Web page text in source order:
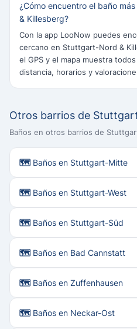
¿Cómo encuentro el baño
& Killesberg?
Con la app LooNow puedes
cercano en Stuttgart-Nord &
el GPS y el mapa muestra
distancia, horarios y
Otros barrios de
Baños en otros barrios de
🗺 Baños en Stuttgart-Mitte
🗺 Baños en Stuttgart-West
🗺 Baños en Stuttgart-Süd
🗺 Baños en Bad Cannstatt
🗺 Baños en Zuffenhausen
🗺 Baños en Neckar-Ost